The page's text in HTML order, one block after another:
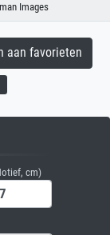
Images
aan favorieten
cm)